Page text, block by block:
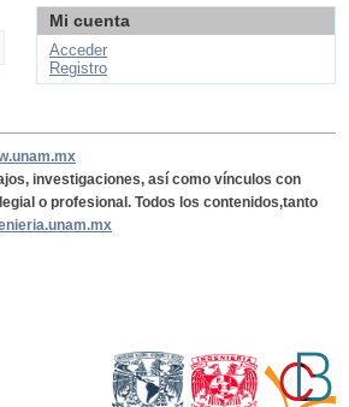
Mi cuenta
Acceder
Registro
investigaciones, así como vínculos con
o profesional. Todos los contenidos,tanto